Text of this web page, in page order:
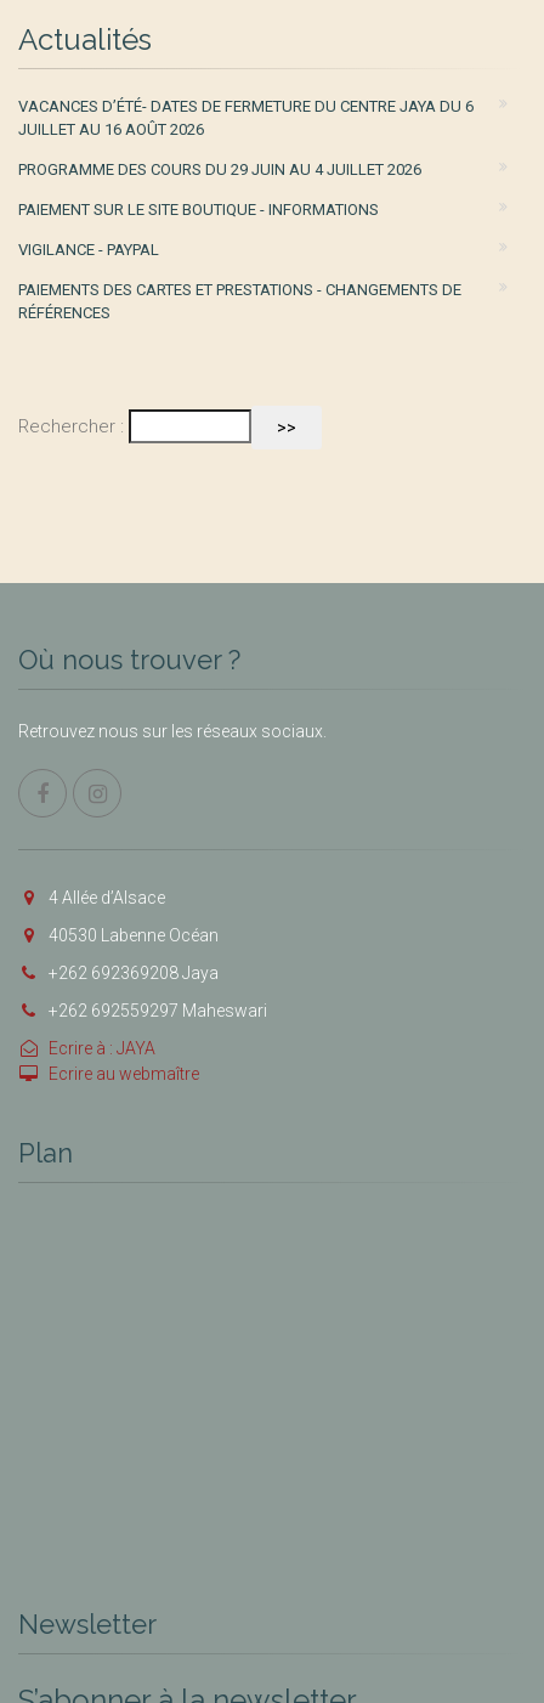
Actualités
VACANCES D’ÉTÉ- DATES DE FERMETURE DU CENTRE JAYA DU 6
JUILLET AU 16 AOÛT 2026
PROGRAMME DES COURS DU 29 JUIN AU 4 JUILLET 2026
PAIEMENT SUR LE SITE BOUTIQUE - INFORMATIONS
VIGILANCE - PAYPAL
PAIEMENTS DES CARTES ET PRESTATIONS - CHANGEMENTS DE
RÉFÉRENCES
Rechercher :
Où nous trouver ?
Retrouvez nous sur les réseaux sociaux.
4 Allée d’Alsace
40530 Labenne Océan
+262 692369208 Jaya
+262 692559297 Maheswari
Ecrire à : JAYA
Ecrire au webmaître
Plan
Newsletter